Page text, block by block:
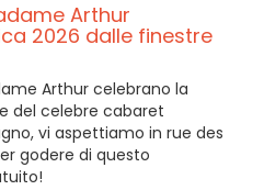
Arthur
2026 dalle finestre
Arthur celebrano la
del celebre cabaret
vi aspettiamo in rue des
godere di questo